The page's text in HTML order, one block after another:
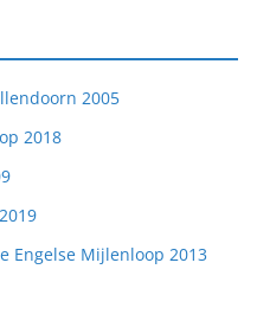
2005
2018
Engelse Mijlenloop 2013